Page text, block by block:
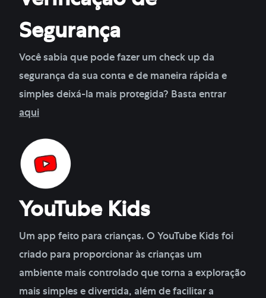
Segurança
Você sabia que pode fazer um check up da
segurança da sua conta e de maneira rápida e
simples deixá-la mais protegida? Basta entrar
aqui
YouTube Kids
Um app feito para crianças. O YouTube Kids foi
criado para proporcionar às crianças um
ambiente mais controlado que torna a exploração
mais simples e divertida, além de facilitar a